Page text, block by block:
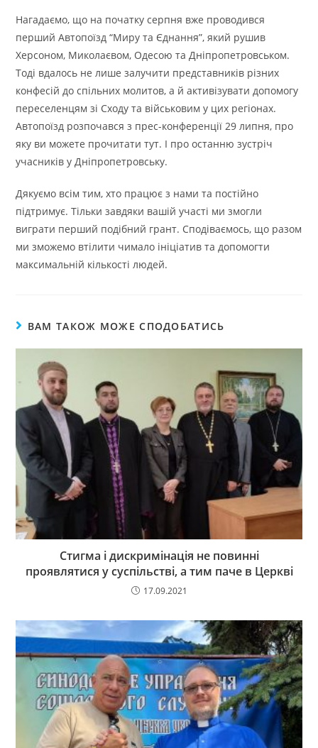
Нагадаємо, що на початку серпня вже проводився
перший Автопоїзд “Миру та Єднання”, який рушив
Херсоном, Миколаєвом, Одесою та Дніпропетровськом.
Тоді вдалось не лише залучити представників різних
конфесій до спільних молитов, а й активізувати допомогу
переселенцям зі Сходу та військовим у цих регіонах.
Автопоїзд розпочався з прес-конференції 29 липня, про
яку ви можете прочитати тут. І про останню зустріч
учасників у Дніпропетровську.
Дякуємо всім тим, хто працює з нами та постійно
підтримує. Тільки завдяки вашій участі ми змогли
виграти перший подібний грант. Сподіваємось, що разом
ми зможемо втілити чимало ініціатив та допомогти
максимальній кількості людей.
ВАМ ТАКОЖ МОЖЕ СПОДОБАТИСЬ
Стигма і дискримінація не повинні
проявлятися у суспільстві, а тим паче в Церкві
17.09.2021